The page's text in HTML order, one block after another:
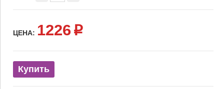
ЦЕНА: 1226 p
Купить